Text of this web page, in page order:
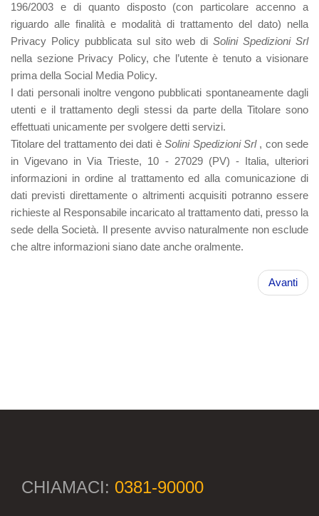
196/2003 e di quanto disposto (con particolare accenno a
riguardo alle finalità e modalità di trattamento del dato) nella
Privacy Policy pubblicata sul sito web diSolini Spedizioni Srl
nella sezione Privacy Policy, che l’utente è tenuto a visionare
prima della Social Media Policy.
I dati personali inoltre vengono pubblicati spontaneamente dagli
utenti e il trattamento degli stessi da parte della Titolare sono
effettuati unicamente per svolgere detti servizi.
Titolare del trattamento dei dati èSolini Spedizioni Srl , con sede
in Vigevano in Via Trieste, 10 - 27029 (PV) ‐ Italia, ulteriori
informazioni in ordine al trattamento ed alla comunicazione di
dati previsti direttamente o altrimenti acquisiti potranno essere
richieste al Responsabile incaricato al trattamento dati, presso la
sede della Società. Il presente avviso naturalmente non esclude
che altre informazioni siano date anche oralmente.
Avanti
CHIAMACI: 0381-90000